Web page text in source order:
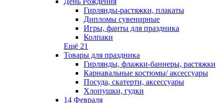
Гирлянды-растяжки, плакаты
Дипломы сувенирные
Игры, фанты для праздника
Колпаки
Ещё 21
Товары для праздника
Гирлянды, флажки-баннеры, растяжки
Карнавальные костюмы/ аксессуары
Посуда, скатерти, аксессуары
Хлопушки, гудки
14 Февраля